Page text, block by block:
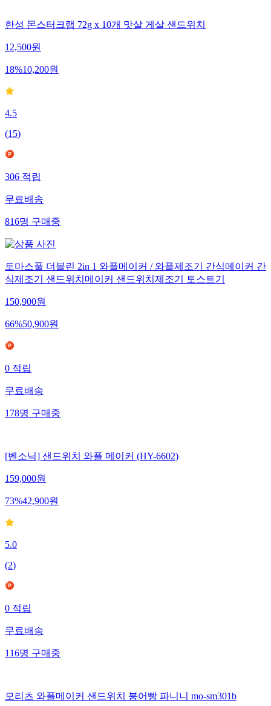
한성 몬스터크랩 72g x 10개 맛살 게살 샌드위치
12,500원
18%10,200원
4.5
(15)
306적립
무료배송
816명구매중
토마스풀 더블린 2in 1 와플메이커 / 와플제조기 간식메이커 간
식제조기 샌드위치메이커 샌드위치제조기 토스트기
150,900원
66%50,900원
0적립
무료배송
178명구매중
[벤소닉] 샌드위치 와플 메이커 (HY-6602)
159,000원
73%42,900원
5.0
(2)
0적립
무료배송
116명구매중
모리츠 와플메이커 샌드위치 붕어빵 파니니 mo-sm301b